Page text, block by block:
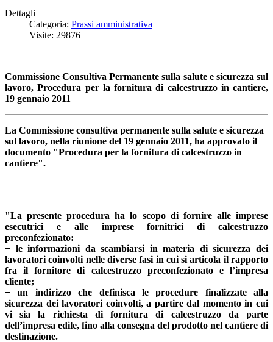
Dettagli
Categoria: Prassi amministrativa
Visite: 29876
Commissione Consultiva Permanente sulla salute e sicurezza sul
lavoro, Procedura per la fornitura di calcestruzzo in cantiere,
19 gennaio 2011
La Commissione consultiva permanente sulla salute e sicurezza
sul lavoro, nella riunione del 19 gennaio 2011, ha approvato il
documento "Procedura per la fornitura di calcestruzzo in
cantiere".
"La presente procedura ha lo scopo di fornire alle imprese
esecutrici e alle imprese fornitrici di calcestruzzo
preconfezionato:
− le informazioni da scambiarsi in materia di sicurezza dei
lavoratori coinvolti nelle diverse fasi in cui si articola il rapporto
fra il fornitore di calcestruzzo preconfezionato e l’impresa
cliente;
− un indirizzo che definisca le procedure finalizzate alla
sicurezza dei lavoratori coinvolti, a partire dal momento in cui
vi sia la richiesta di fornitura di calcestruzzo da parte
dell’impresa edile, fino alla consegna del prodotto nel cantiere di
destinazione.